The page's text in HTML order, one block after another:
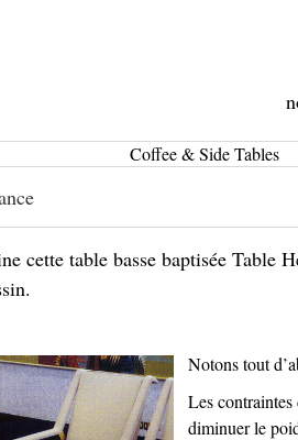
Coffee & Side Tables
cette table basse baptisée Table
Notons tout
Les
diminuer le